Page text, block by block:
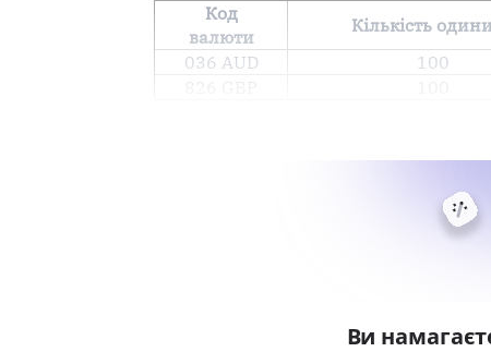
Код
валюти
Кількість
036 AUD
100
Ви